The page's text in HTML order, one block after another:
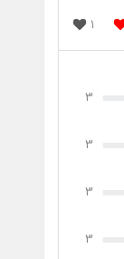
1
3
3
3
3